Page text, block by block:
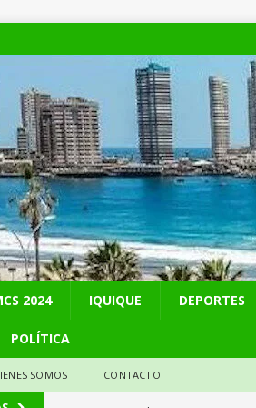
2024 IQUIQUE DEPORTES
POLÍTICA
SOMOS CONTACTO